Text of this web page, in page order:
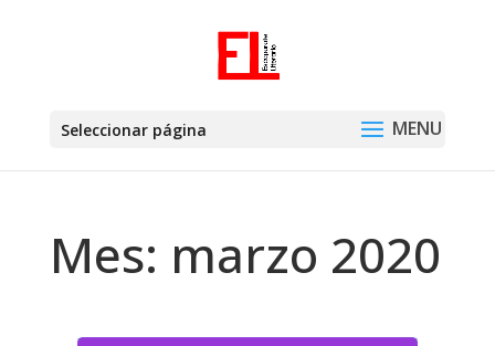
Seleccionar página
Mes: marzo 2020